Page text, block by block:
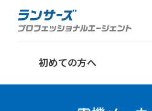
初めての方へ